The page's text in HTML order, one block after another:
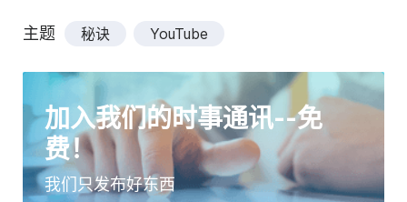
主题 秘诀 YouTube
加入我们的时事通讯--免
费！
我们只发布好东西